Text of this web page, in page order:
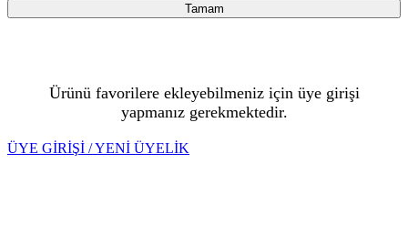
Tamam
Ürünü favorilere ekleyebilmeniz için üye girişi
yapmanız gerekmektedir.
ÜYE GİRİŞİ / YENİ ÜYELİK